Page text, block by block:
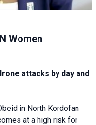
Women
attacks by day and
in North Kordofan
at a high risk for